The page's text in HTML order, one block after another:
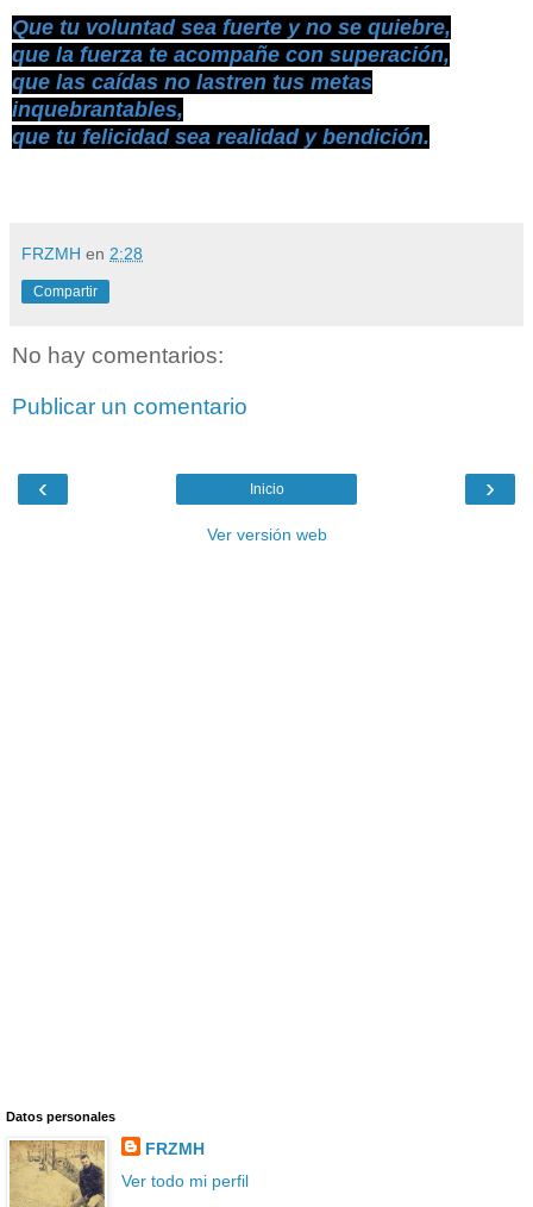
Que tu voluntad sea fuerte y no se quiebre,
que la fuerza te acompañe con superación,
que las caídas no lastren tus metas
inquebrantables,
que tu felicidad sea realidad y bendición.
FRZMH en 2:28
Compartir
No hay comentarios:
Publicar un comentario
‹ ›
Inicio
Ver versión web
Datos personales
FRZMH
Ver todo mi perfil